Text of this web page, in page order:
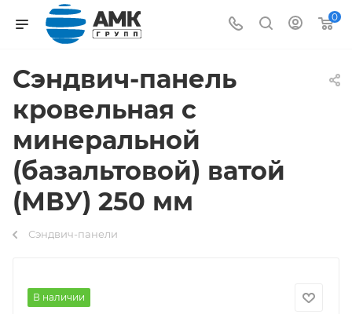
0
Сэндвич-панель
кровельная с
минеральной
(базальтовой) ватой
(МВУ) 250 мм
Сэндвич-панели
В наличии